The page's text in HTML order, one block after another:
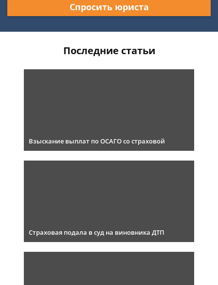
Спросить юриста
Последние статьи
Взыскание выплат по ОСАГО со страховой
Страховая подала в суд на виновника ДТП